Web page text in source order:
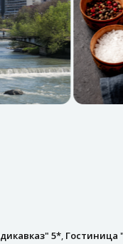
5*, Гостиница